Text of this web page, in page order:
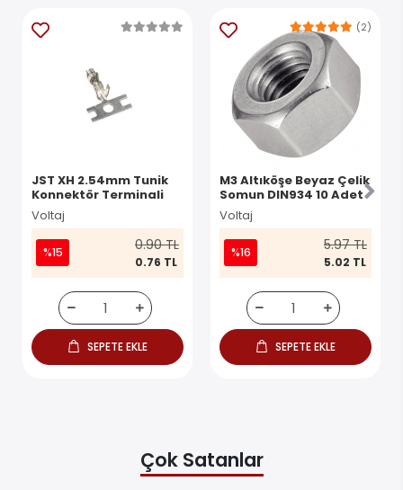
JST XH 2.54mm Tunik
Konnektör Terminali
Voltaj
%15 0.90 TL
0.76 TL
SEPETE EKLE
M3 Altıköşe Beyaz Çelik
Somun DIN934 10 Adet
Voltaj
(2)
%16 5.97 TL
5.02 TL
SEPETE EKLE
Çok Satanlar